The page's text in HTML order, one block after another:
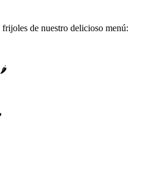
de nuestro delicioso menú:
🌶️